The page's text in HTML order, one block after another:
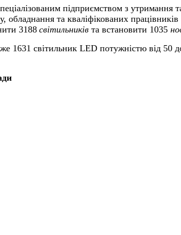
підприємством з
обладнання та кваліфікованих
3188 світильників та встановити 1035
1631 світильник LED потужністю від 50